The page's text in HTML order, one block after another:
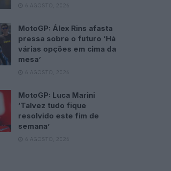
6 AGOSTO, 2026
MotoGP: Álex Rins afasta
pressa sobre o futuro ‘Há
várias opções em cima da
mesa’
6 AGOSTO, 2026
MotoGP: Luca Marini
‘Talvez tudo fique
resolvido este fim de
semana’
6 AGOSTO, 2026